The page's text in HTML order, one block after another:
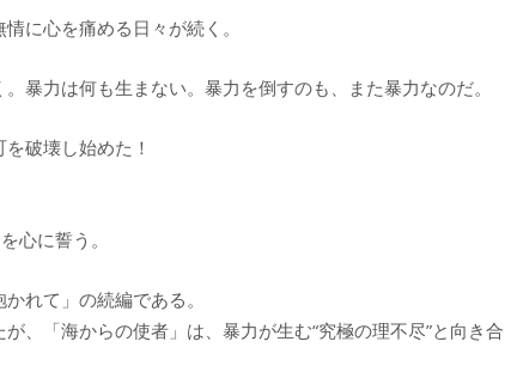
に心を痛める日々が続く。
暴力は何も生まない。暴力を倒すのも、また暴力なのだ。
破壊し始めた！
心に誓う。
れて」の続編である。
、「海からの使者」は、暴力が生む“究極の理不尽”と向き合